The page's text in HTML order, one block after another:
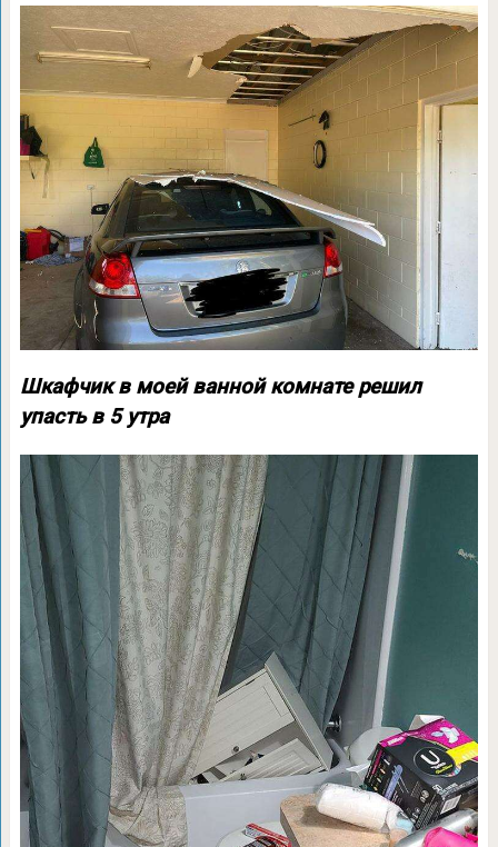
Шкафчик в моей ванной комнате решил
упасть в 5 утра